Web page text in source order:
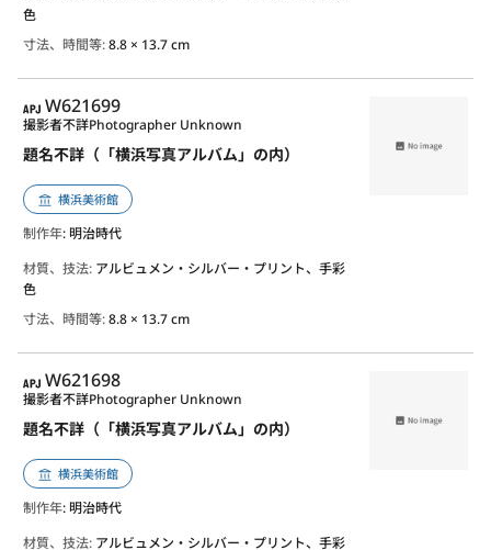
色
寸法、時間等:8.8 × 13.7 cm
APJ
W621699
題名不詳（「横浜写真アルバム」の内）
撮影者不詳Photographer Unknown
横浜美術館
制作年: 明治時代
材質、技法: アルビュメン・シルバー・プリント、手彩
色
寸法、時間等:8.8 × 13.7 cm
APJ
W621698
題名不詳（「横浜写真アルバム」の内）
撮影者不詳Photographer Unknown
横浜美術館
制作年: 明治時代
材質、技法: アルビュメン・シルバー・プリント、手彩